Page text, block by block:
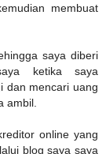
membuat
saya diberi
ketika saya
dan mencari uang
ambil.
online yang
blog saya saya